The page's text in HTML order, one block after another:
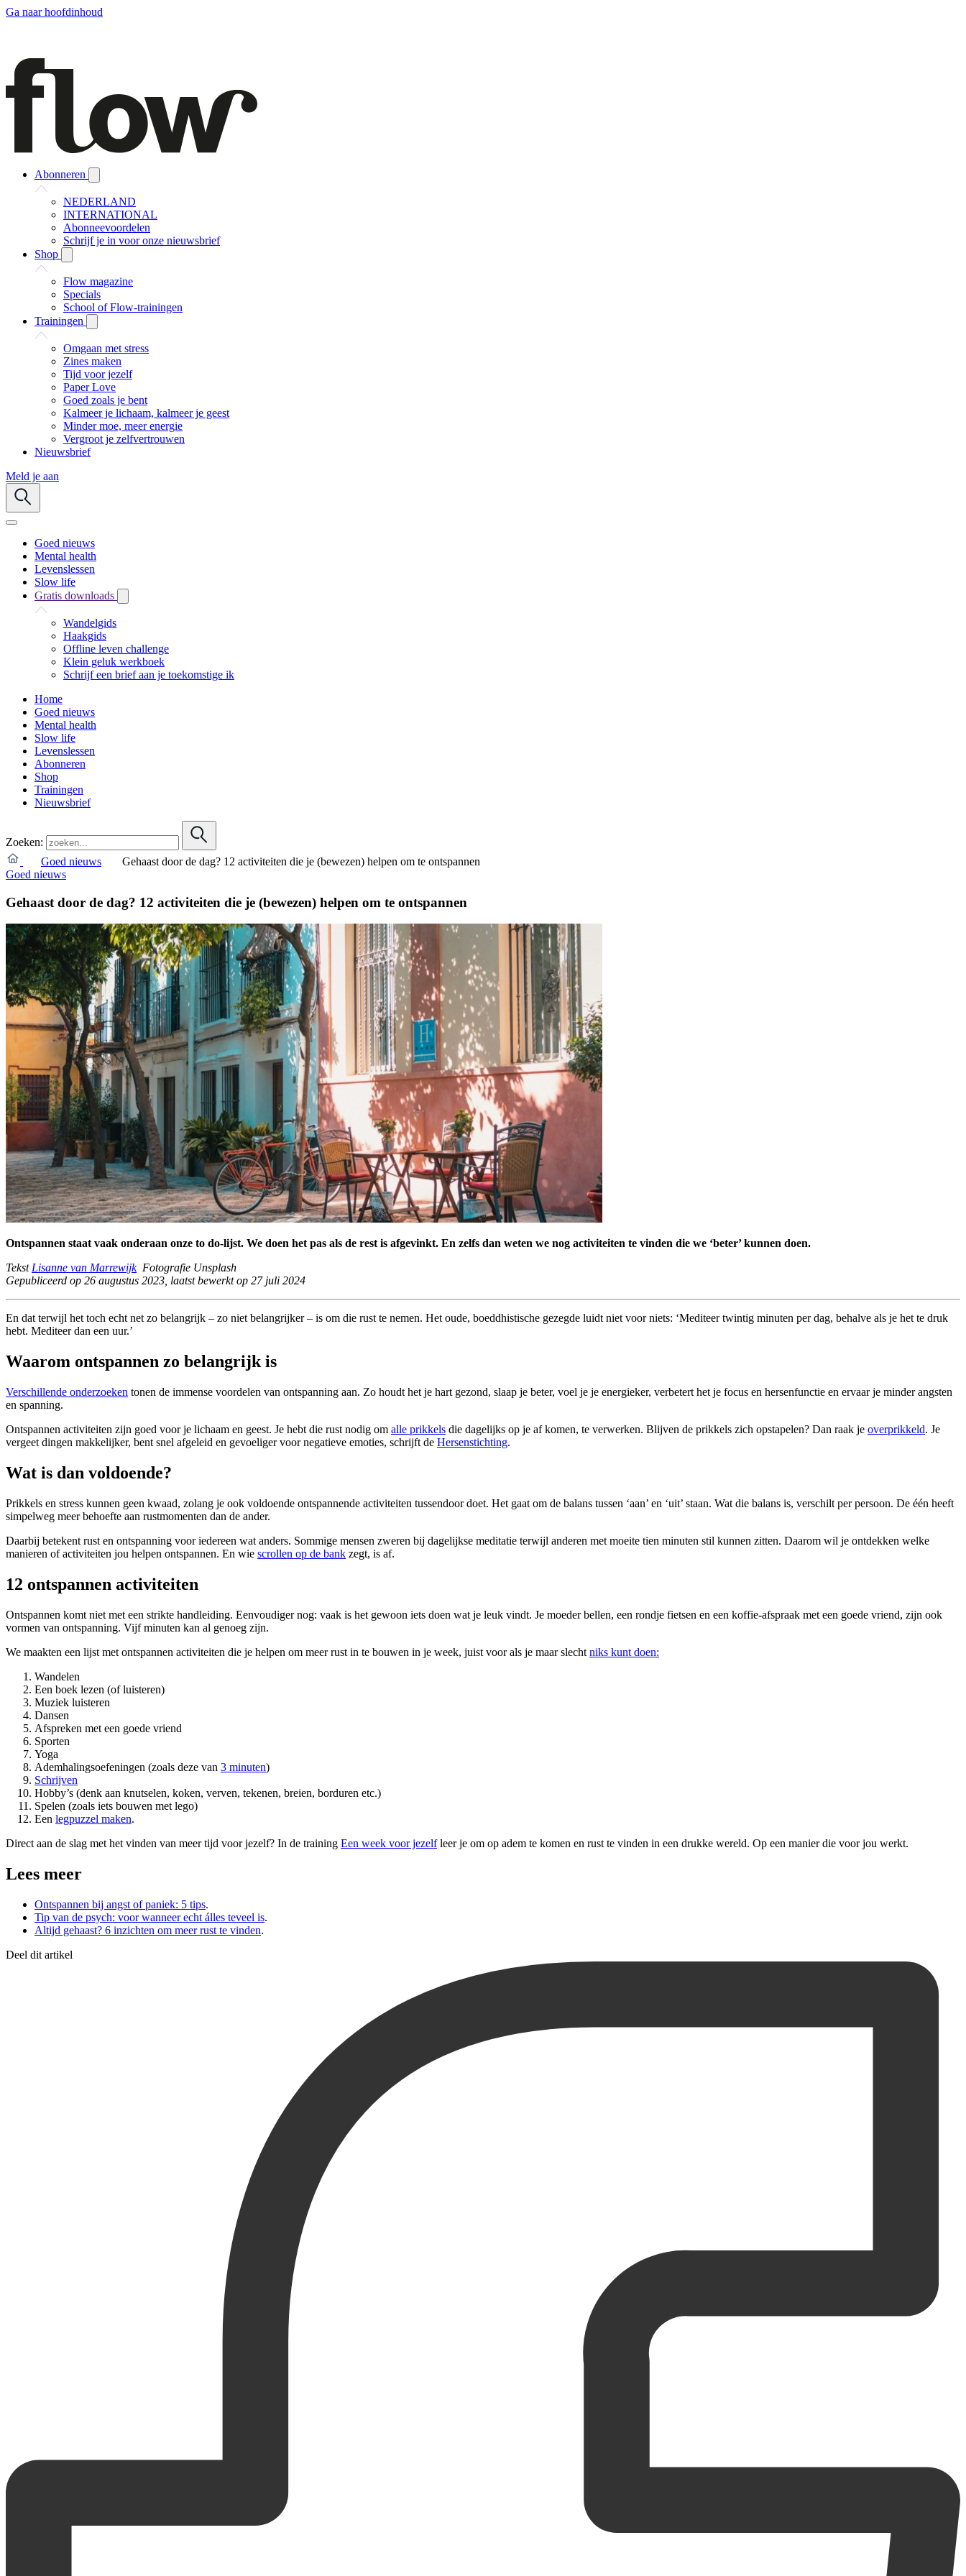
Ga naar hoofdinhoud
Abonneren
NEDERLAND
INTERNATIONAL
Abonneevoordelen
Schrijf je in voor onze nieuwsbrief
Shop
Flow magazine
Specials
School of Flow-trainingen
Trainingen
Omgaan met stress
Zines maken
Tijd voor jezelf
Paper Love
Goed zoals je bent
Kalmeer je lichaam, kalmeer je geest
Minder moe, meer energie
Vergroot je zelfvertrouwen
Nieuwsbrief
Meld je aan
Goed nieuws
Mental health
Levenslessen
Slow life
Gratis downloads
Wandelgids
Haakgids
Offline leven challenge
Klein geluk werkboek
Schrijf een brief aan je toekomstige ik
Home
Goed nieuws
Mental health
Slow life
Levenslessen
Abonneren
Shop
Trainingen
Nieuwsbrief
Zoeken:
Goed nieuws
Gehaast door de dag? 12 activiteiten die je (bewezen) helpen om te ontspannen
Goed nieuws
Gehaast door de dag? 12 activiteiten die je (bewezen) helpen om te ontspannen
Ontspannen staat vaak onderaan onze to do-lijst. We doen het pas als de rest is afgevinkt. En zelfs dan weten we nog activiteiten te vinden die we ‘beter’ kunnen doen.
Tekst Lisanne van MarrewijkFotografie Unsplash
Gepubliceerd op 26 augustus 2023, laatst bewerkt op 27 juli 2024
En dat terwijl het toch echt net zo belangrijk – zo niet belangrijker – is om die rust te nemen. Het oude, boeddhistische gezegde luidt niet voor niets: ‘Mediteer twintig minuten per dag, behalve als je het te druk
hebt. Mediteer dan een uur.’
Waarom ontspannen zo belangrijk is
Verschillende onderzoeken tonen de immense voordelen van ontspanning aan. Zo houdt het je hart gezond, slaap je beter, voel je je energieker, verbetert het je focus en hersenfunctie en ervaar je minder angsten
en spanning.
Ontspannen activiteiten zijn goed voor je lichaam en geest. Je hebt die rust nodig om alle prikkels die dagelijks op je af komen, te verwerken. Blijven de prikkels zich opstapelen? Dan raak je overprikkeld. Je
vergeet dingen makkelijker, bent snel afgeleid en gevoeliger voor negatieve emoties, schrijft de Hersenstichting.
Wat is dan voldoende?
Prikkels en stress kunnen geen kwaad, zolang je ook voldoende ontspannende activiteiten tussendoor doet. Het gaat om de balans tussen ‘aan’ en ‘uit’ staan. Wat die balans is, verschilt per persoon. De één heeft
simpelweg meer behoefte aan rustmomenten dan de ander.
Daarbij betekent rust en ontspanning voor iedereen wat anders. Sommige mensen zweren bij dagelijkse meditatie terwijl anderen met moeite tien minuten stil kunnen zitten. Daarom wil je ontdekken welke
manieren of activiteiten jou helpen ontspannen. En wie scrollen op de bank zegt, is af.
12 ontspannen activiteiten
Ontspannen komt niet met een strikte handleiding. Eenvoudiger nog: vaak is het gewoon iets doen wat je leuk vindt. Je moeder bellen, een rondje fietsen en een koffie-afspraak met een goede vriend, zijn ook
vormen van ontspanning. Vijf minuten kan al genoeg zijn.
We maakten een lijst met ontspannen activiteiten die je helpen om meer rust in te bouwen in je week, juist voor als je maar slecht niks kunt doen:
Wandelen
Een boek lezen (of luisteren)
Muziek luisteren
Dansen
Afspreken met een goede vriend
Sporten
Yoga
Ademhalingsoefeningen (zoals deze van 3 minuten)
Schrijven
Hobby’s (denk aan knutselen, koken, verven, tekenen, breien, borduren etc.)
Spelen (zoals iets bouwen met lego)
Een legpuzzel maken.
Direct aan de slag met het vinden van meer tijd voor jezelf? In de training Een week voor jezelfleer je om op adem te komen en rust te vinden in een drukke wereld. Op een manier die voor jou werkt.
Lees meer
Ontspannen bij angst of paniek: 5 tips.
Tip van de psych: voor wanneer echt álles teveel is.
Altijd gehaast? 6 inzichten om meer rust te vinden.
Deel dit artikel